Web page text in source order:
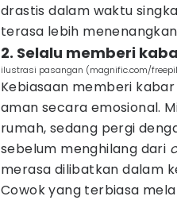
drastis dalam waktu
terasa lebih
2. Selalu memberi
ilustrasi pasangan (magnific.com/
Kebiasaan memberi
aman secara emosional.
rumah, sedang pergi
sebelum menghilang dari
merasa dilibatkan dalam
Cowok yang terbiasa